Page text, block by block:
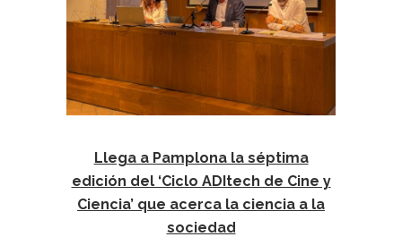
Llega a Pamplona la séptima
edición del ‘Ciclo ADItech de Cine y
Ciencia’ que acerca la ciencia a la
sociedad